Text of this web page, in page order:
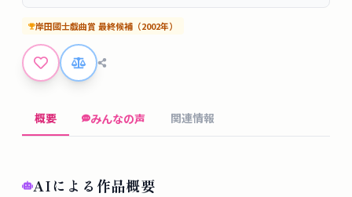
ス
掲
示
ツ
ル
岸田國士戯曲賞 最終候補 （2002年）
概要 みんなの声 関連情報
AIによる作品概要